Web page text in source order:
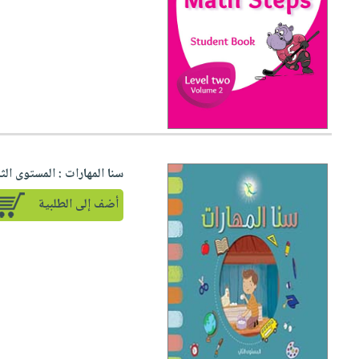
سنا المهارات : المستوى
أضف إلى الطلبية